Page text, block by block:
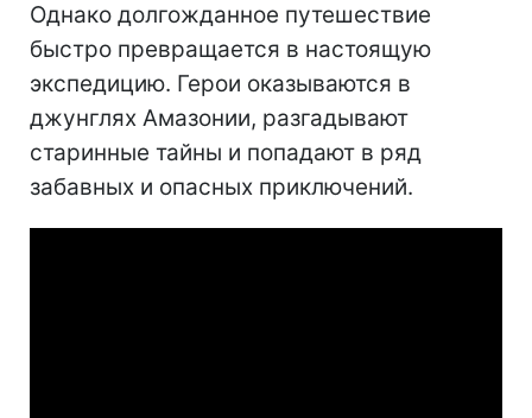
Однако долгожданное путешествие
быстро превращается в настоящую
экспедицию. Герои оказываются в
джунглях Амазонии, разгадывают
старинные тайны и попадают в ряд
забавных и опасных приключений.